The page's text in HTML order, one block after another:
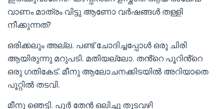
വാണം മാത്രം വിട്ടു ആണോ വർഷങ്ങൾ തള്ളി
നീക്കുന്നത്?
ഒരിക്കലും അല്ല. പണ്ട് ചോദിച്ചപ്പോൾ ഒരു ചിരി
ആയിരുന്നു മറുപടി. മതിയല്ലോ. തൻ്റെ പൂറിൻ്റെ
ഒരു ഗതികേട്. മീനു ആലോചനക്കിടയിൽ അറിയാതെ
പൂറ്റിൽ തടവി.
മീനു ഞെട്ടി. പൂർ തേൻ ഒലിച്ചു തുടവഴി